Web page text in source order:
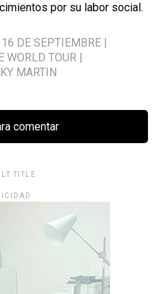
por su labor social.
16 DE SEPTIEMBRE
WORLD TOUR
MARTIN
comentar
TITLE